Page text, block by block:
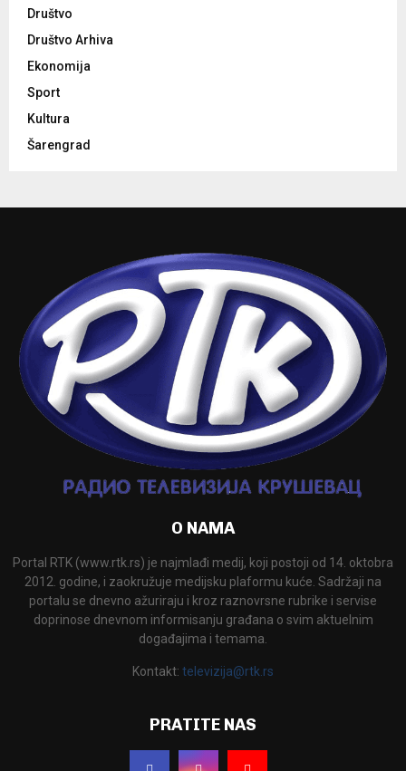
Društvo
Društvo Arhiva
Ekonomija
Sport
Kultura
Šarengrad
O NAMA
Portal RTK (www.rtk.rs) je najmlađi medij, koji postoji od 14. oktobra
2012. godine, i zaokružuje medijsku plaformu kuće. Sadržaji na
portalu se dnevno ažuriraju i kroz raznovrsne rubrike i servise
doprinose dnevnom informisanju građana o svim aktuelnim
događajima i temama.
Kontakt: televizija@rtk.rs
PRATITE NAS